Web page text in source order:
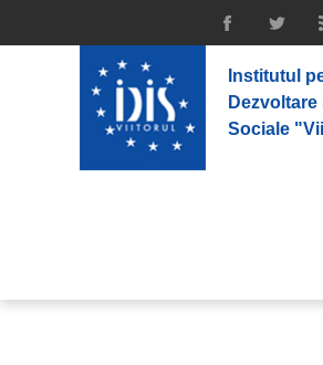
Institutul
Sociale
Soluționarea litigiilor în
a modului în care sunt utilizați banii
practici de respectare a legislației /
intermediul Programului de consolidare
Sociale (IDIS) “Viitorul”.
Subiectele discutate în cadrul
- decizia de soluționare a contestațiilor